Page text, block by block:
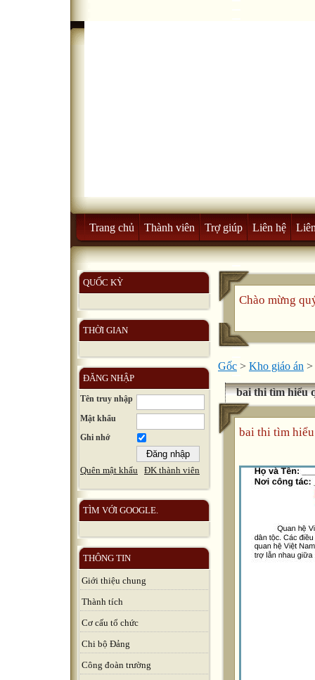
Trang chủ Thành viên Trợ giúp Liên hệ
QUỐC KỲ
THỜI GIAN
ĐĂNG NHẬP
Tên truy nhập
Mật khẩu
Ghi nhớ
Quên mật khẩu ĐK thành viên
TÌM VỚI GOOGLE.
THÔNG TIN
Giới thiệu chung
Thành tích
Cơ cấu tổ chức
Chi bộ Đảng
Công đoàn trường
Chào mừng
Gốc > Kho giáo án >
bai thi tìm hiểu
bai thi tìm